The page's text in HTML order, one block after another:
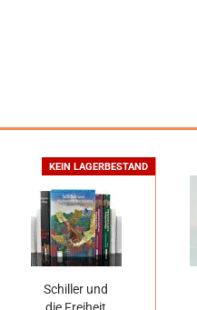
KEIN LAGERBESTAND
Schiller und